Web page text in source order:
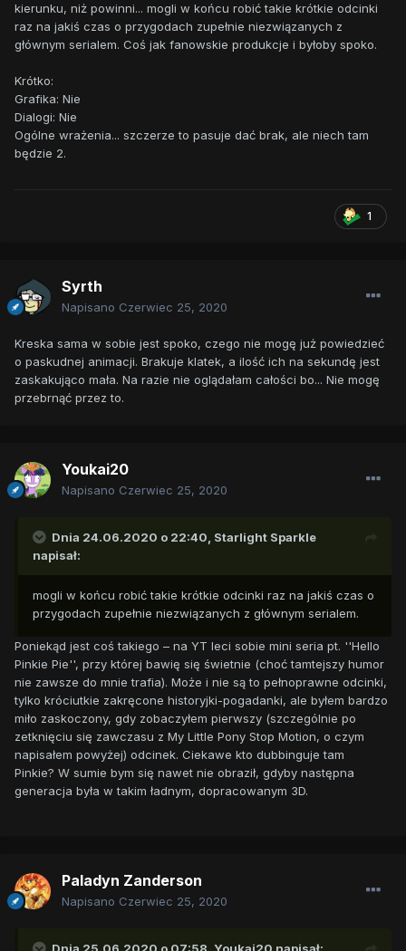
kierunku, niż powinni... mogli w końcu robić takie krótkie odcinki
raz na jakiś czas o przygodach zupełnie niezwiązanych z
głównym serialem. Coś jak fanowskie produkcje i byłoby spoko.
Krótko:
Grafika: Nie
Dialogi: Nie
Ogólne wrażenia... szczerze to pasuje dać brak, ale niech tam
będzie 2.
1
Syrth
Napisano Czerwiec 25, 2020
Kreska sama w sobie jest spoko, czego nie mogę już powiedzieć
o paskudnej animacji. Brakuje klatek, a ilość ich na sekundę jest
zaskakująco mała. Na razie nie oglądałam całości bo... Nie mogę
przebrnąć przez to.
Youkai20
Napisano Czerwiec 25, 2020
Dnia 24.06.2020 o 22:40, Starlight Sparkle
napisał:
mogli w końcu robić takie krótkie odcinki raz na jakiś czas o
przygodach zupełnie niezwiązanych z głównym serialem.
Poniekąd jest coś takiego – na YT leci sobie mini seria pt. ''Hello
Pinkie Pie'', przy której bawię się świetnie (choć tamtejszy humor
nie zawsze do mnie trafia). Może i nie są to pełnoprawne odcinki,
tylko króciutkie zakręcone historyjki-pogadanki, ale byłem bardzo
miło zaskoczony, gdy zobaczyłem pierwszy (szczególnie po
zetknięciu się zawczasu z My Little Pony Stop Motion, o czym
napisałem powyżej) odcinek. Ciekawe kto dubbinguje tam
Pinkie? W sumie bym się nawet nie obraził, gdyby następna
generacja była w takim ładnym, dopracowanym 3D.
Paladyn Zanderson
Napisano Czerwiec 25, 2020